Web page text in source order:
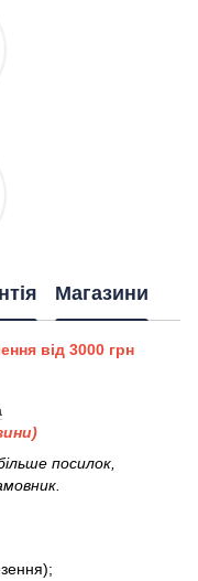
Магазини
від 3000 грн
посилок,